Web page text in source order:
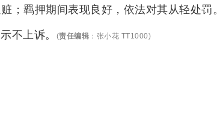
；羁押期间表现良好，依法对其从轻处罚。
不上诉。
(责任编辑 ：张小花 TT1000)